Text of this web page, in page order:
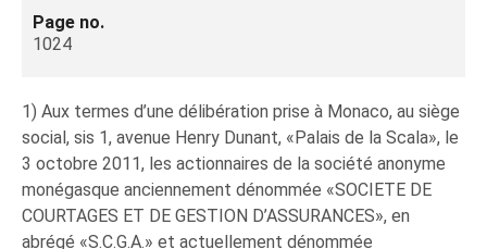
Page no.
1024
1) Aux termes d’une délibération prise à Monaco, au siège
social, sis 1, avenue Henry Dunant, «Palais de la Scala», le
3 octobre 2011, les actionnaires de la société anonyme
monégasque anciennement dénommée «SOCIETE DE
COURTAGES ET DE GESTION D’ASSURANCES», en
abrégé «S.C.G.A.» et actuellement dénommée